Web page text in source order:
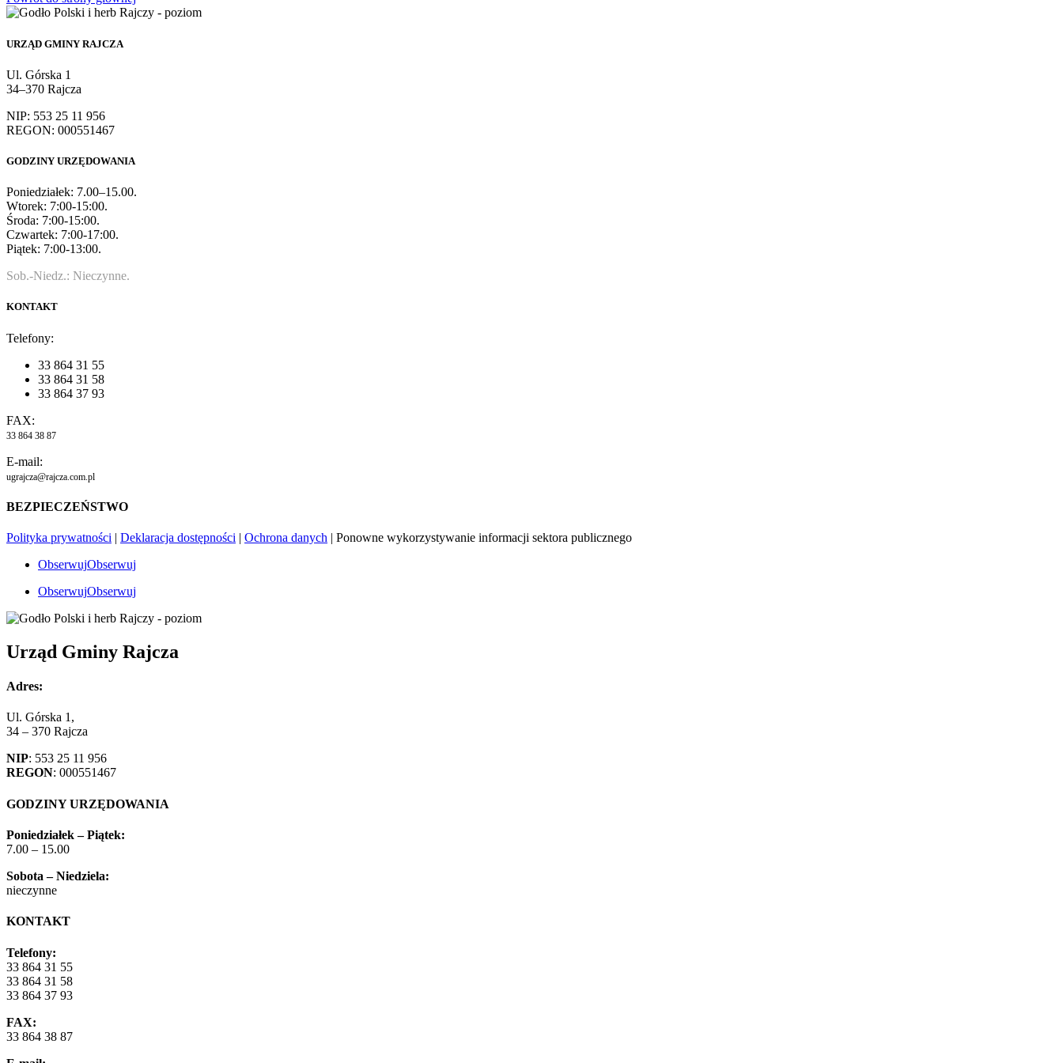
URZĄD GMINY RAJCZA
Ul. Górska 1
34–370 Rajcza
NIP: 553 25 11 956
REGON: 000551467
GODZINY URZĘDOWANIA
Poniedziałek: 7.00–15.00.
Wtorek: 7:00-15:00.
Środa: 7:00-15:00.
Czwartek: 7:00-17:00.
Piątek: 7:00-13:00.
Sob.-Niedz.: Nieczynne.
KONTAKT
Telefony:
33 864 31 55
33 864 31 58
33 864 37 93
FAX:
33 864 38 87
E-mail:
ugrajcza@rajcza.com.pl
BEZPIECZEŃSTWO
Polityka prywatności | Deklaracja dostępności | Ochrona danych | Ponowne wykorzystywanie informacji sektora publicznego
ObserwujObserwuj
ObserwujObserwuj
Urząd Gminy Rajcza
Adres:
Ul. Górska 1,
34 – 370 Rajcza
NIP: 553 25 11 956
REGON: 000551467
GODZINY URZĘDOWANIA
Poniedziałek – Piątek:
7.00 – 15.00
Sobota – Niedziela:
nieczynne
KONTAKT
Telefony:
33 864 31 55
33 864 31 58
33 864 37 93
FAX:
33 864 38 87